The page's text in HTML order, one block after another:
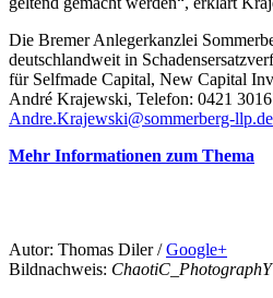
Die Bremer Anlegerkanzlei
deutschlandweit in
für Selfmade Capital, New Capital
André Krajewski, Telefon: 0421
Andre.Krajewski@sommerberg-llp.de
Mehr Informationen zum Thema
Autor: Thomas Diler /Google+
Bildnachweis: ChaotiC_PhotographY